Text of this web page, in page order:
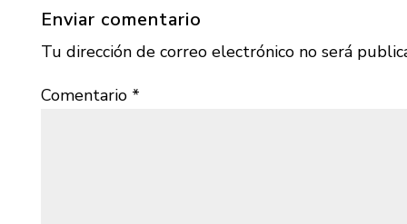
Enviar comentario
Tu dirección de correo electrónico no será
Comentario *